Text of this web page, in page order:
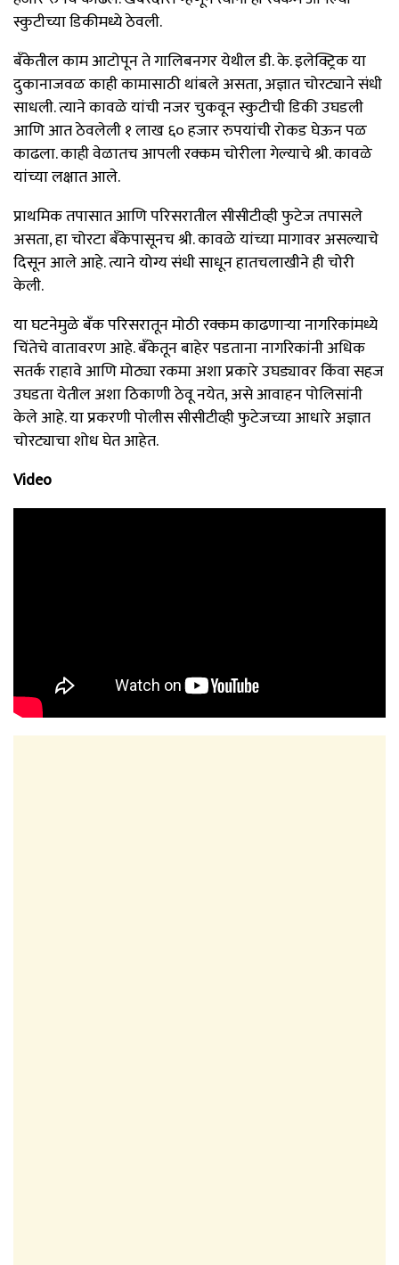
स्कुटीच्या डिकीमध्ये ठेवली.
बँकेतील काम आटोपून ते गालिबनगर येथील डी. के. इलेक्ट्रिक या
दुकानाजवळ काही कामासाठी थांबले असता, अज्ञात चोरट्याने संधी
साधली. त्याने कावळे यांची नजर चुकवून स्कुटीची डिकी उघडली
आणि आत ठेवलेली १ लाख ६० हजार रुपयांची रोकड घेऊन पळ
काढला. काही वेळातच आपली रक्कम चोरीला गेल्याचे श्री. कावळे
यांच्या लक्षात आले.
प्राथमिक तपासात आणि परिसरातील सीसीटीव्ही फुटेज तपासले
असता, हा चोरटा बँकेपासूनच श्री. कावळे यांच्या मागावर असल्याचे
दिसून आले आहे. त्याने योग्य संधी साधून हातचलाखीने ही चोरी
केली.
या घटनेमुळे बँक परिसरातून मोठी रक्कम काढणाऱ्या नागरिकांमध्ये
चिंतेचे वातावरण आहे. बँकेतून बाहेर पडताना नागरिकांनी अधिक
सतर्क राहावे आणि मोठ्या रकमा अशा प्रकारे उघड्यावर किंवा सहज
उघडता येतील अशा ठिकाणी ठेवू नयेत, असे आवाहन पोलिसांनी
केले आहे. या प्रकरणी पोलीस सीसीटीव्ही फुटेजच्या आधारे अज्ञात
चोरट्याचा शोध घेत आहेत.
Video